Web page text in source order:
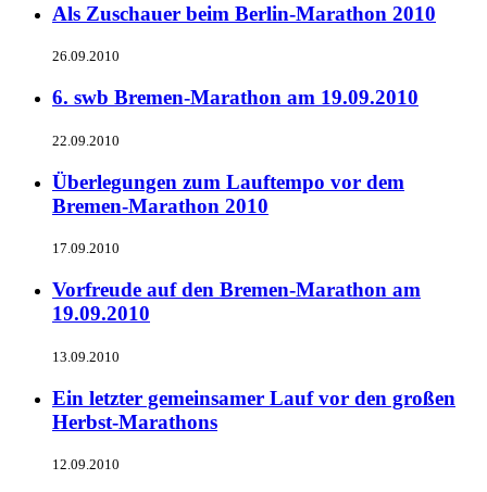
Als Zuschauer beim Berlin-Marathon 2010
26.09.2010
6. swb Bremen-Marathon am 19.09.2010
22.09.2010
Überlegungen zum Lauftempo vor dem
Bremen-Marathon 2010
17.09.2010
Vorfreude auf den Bremen-Marathon am
19.09.2010
13.09.2010
Ein letzter gemeinsamer Lauf vor den großen
Herbst-Marathons
12.09.2010